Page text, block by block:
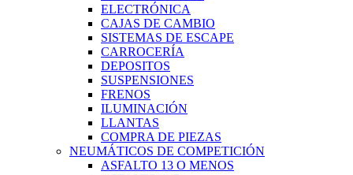
ELECTRÓNICA
CAJAS DE CAMBIO
SISTEMAS DE ESCAPE
CARROCERÍA
DEPOSITOS
SUSPENSIONES
FRENOS
ILUMINACIÓN
LLANTAS
COMPRA DE PIEZAS
NEUMÁTICOS DE COMPETICIÓN
ASFALTO 13 O MENOS